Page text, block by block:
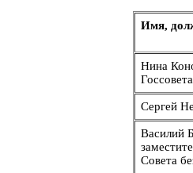
Имя,
Нина
Госсовета
Сергей
Василий
Совета